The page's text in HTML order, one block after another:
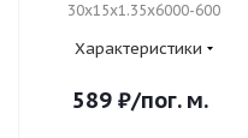
30x15x1.35x6000-600
Характеристики
589₽/пог. м.